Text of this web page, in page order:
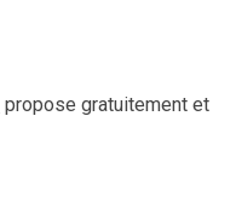
propose gratuitement et